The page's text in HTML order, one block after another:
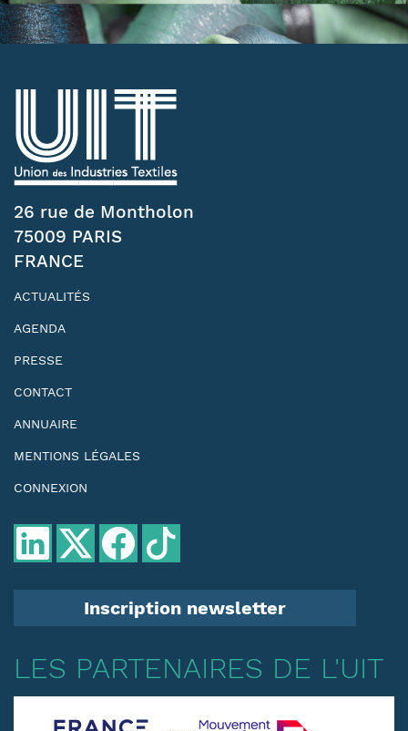
26 rue de Montholon
75009 PARIS
FRANCE
ACTUALITÉS
AGENDA
PRESSE
CONTACT
ANNUAIRE
MENTIONS LÉGALES
CONNEXION
Inscription newsletter
LES PARTENAIRES DE L'UIT